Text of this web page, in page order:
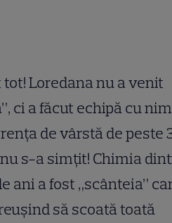
Loredana nu a venit
ci a făcut echipă cu
de vârstă de peste
s-a simțit! Chimia
ani a fost „scânteia”
să scoată toată